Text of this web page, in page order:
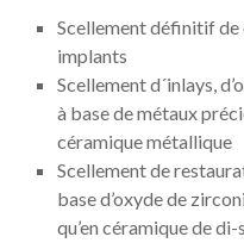
Scellement définitif de
implants
Scellement d´inlays,
à base de métaux
céramique métallique
Scellement de
base d’oxyde de
qu’en céramique de